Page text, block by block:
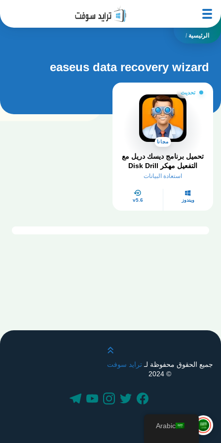
الرئيسية /
easeus data recovery wizard
تحديث
مجانا
تحميل برنامج ديسك دريل مع
التفعيل مهكر Disk Drill
Data Recovery كامل 2026
استعادة البيانات
ويندوز v5.6
قم بالتمرير لأعلى
جميع الحقوق محفوظة لـترايد سوفت
© 2024
Arabic